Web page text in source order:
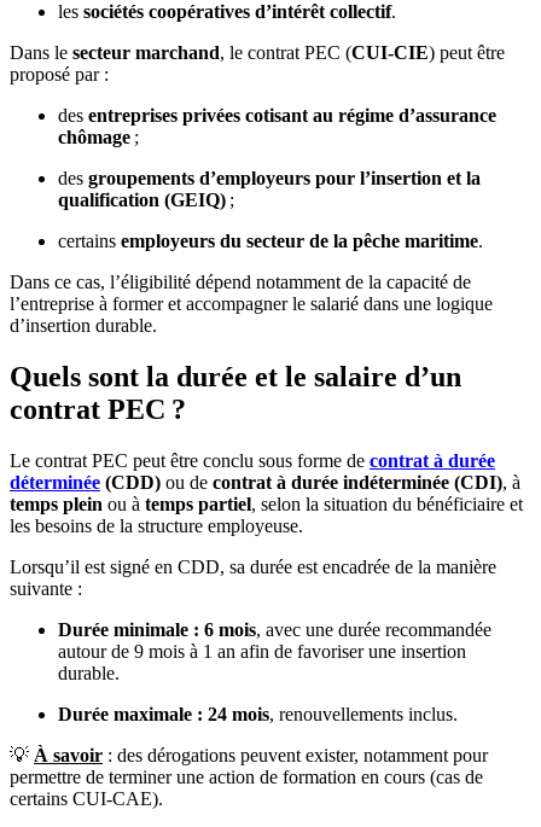
les sociétés coopératives d’intérêt collectif.
Dans le secteur marchand, le contrat PEC (CUI-CIE) peut être
proposé par :
des entreprises privées cotisant au régime d’assurance
chômage ;
des groupements d’employeurs pour l’insertion et la
qualification (GEIQ) ;
certains employeurs du secteur de la pêche maritime.
Dans ce cas, l’éligibilité dépend notamment de la capacité de
l’entreprise à former et accompagner le salarié dans une logique
d’insertion durable.
Quels sont la durée et le salaire d’un
contrat PEC ?
Le contrat PEC peut être conclu sous forme de contrat à durée
déterminée (CDD) ou de contrat à durée indéterminée (CDI), à
temps plein ou à temps partiel, selon la situation du bénéficiaire et
les besoins de la structure employeuse.
Lorsqu’il est signé en CDD, sa durée est encadrée de la manière
suivante :
Durée minimale : 6 mois, avec une durée recommandée
autour de 9 mois à 1 an afin de favoriser une insertion
durable.
Durée maximale : 24 mois, renouvellements inclus.
💡 À savoir : des dérogations peuvent exister, notamment pour
permettre de terminer une action de formation en cours (cas de
certains CUI-CAE).